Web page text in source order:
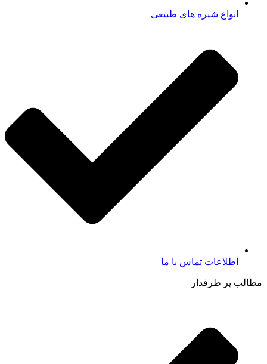
انواع شیره های طبیعی
اطلاعات تماس با ما​
مطالب پر طرفدار